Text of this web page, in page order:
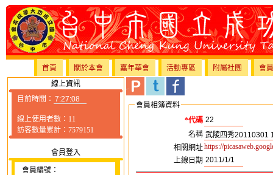
首頁 關於本會 嘉年華會 活動專區 附屬社團
會
線上資訊
目前時間：
線上使用者數：11
訪客數量累計：7579151
會員登入
會員編號：
會員相簿資料
*代碼
名稱
相關網址https://
上線日期